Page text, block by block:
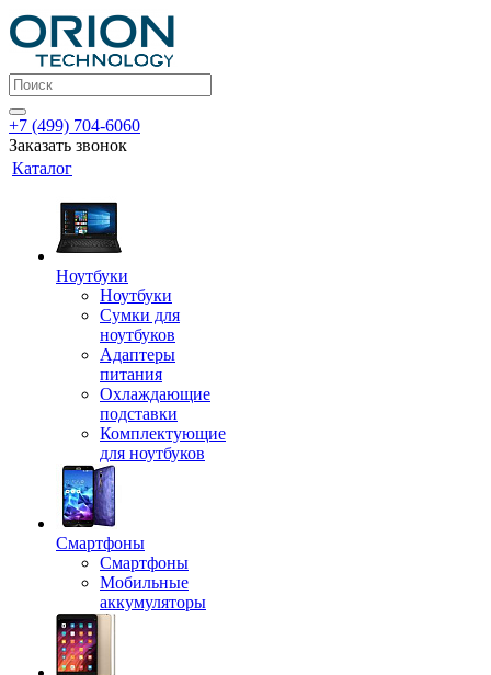
+7 (499) 704-6060
Заказать звонок
Каталог
Ноутбуки
Ноутбуки
Сумки для
ноутбуков
Адаптеры
питания
Охлаждающие
подставки
Комплектующие
для ноутбуков
Смартфоны
Смартфоны
Мобильные
аккумуляторы